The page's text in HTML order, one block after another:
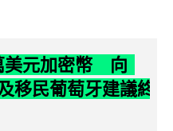
美元加密幣 向
移民葡萄牙建議終